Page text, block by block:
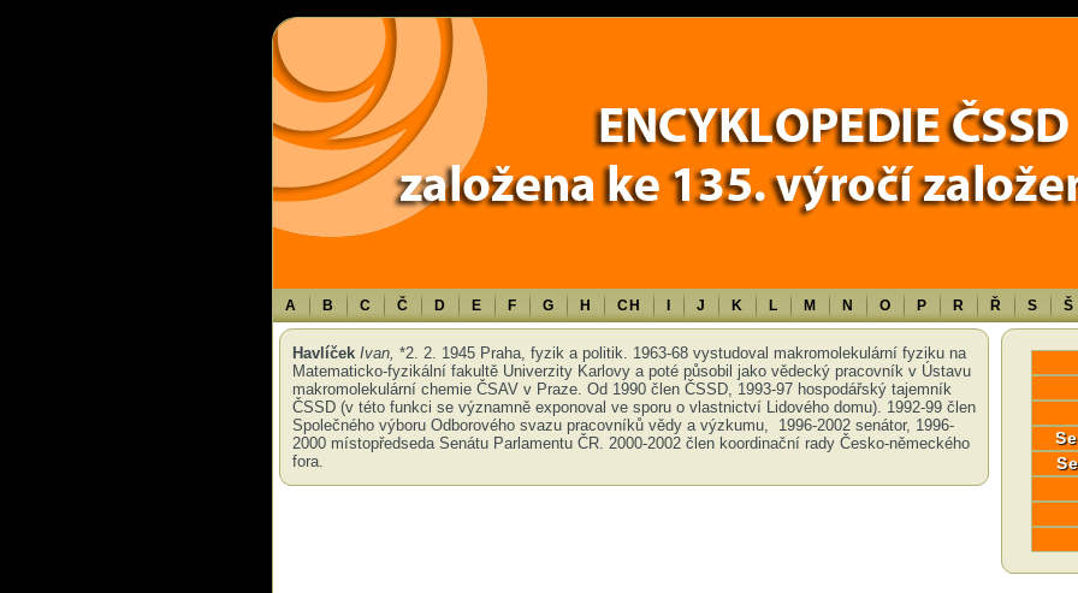
: Use of undefined constant TXT - assumed 'TXT' (this will throw an Error in a future version of PHP) in /data/www/17010/historiecssd_cz/
A B C Č D E F G H CH J K L M N O P R Ř S Š
Havlíček Ivan, *2. 2. 1945 Praha, fyzik a politik. 1963-68 vystudoval makromolekulární fyziku na
Matematicko-fyzikální fakultě Univerzity Karlovy a poté působil jako vědecký pracovník v Ústavu
makromolekulární chemie ČSAV v Praze. Od 1990 člen ČSSD, 1993-97 hospodářský tajemník
ČSSD (v této funkci se významně exponoval ve sporu o vlastnictví Lidového domu). 1992-99 člen
Společného výboru Odborového svazu pracovníků vědy a výzkumu, 1996-2002 senátor, 1996-
2000 místopředseda Senátu Parlamentu ČR. 2000-2002 člen koordinační rady Česko-německého
fora.